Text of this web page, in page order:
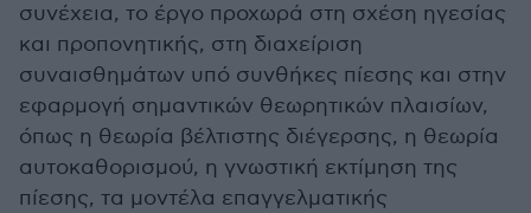
συνέχεια, το έργο προχωρά στη σχέση ηγεσίας
και προπονητικής, στη διαχείριση
συναισθημάτων υπό συνθήκες πίεσης και στην
εφαρμογή σημαντικών θεωρητικών πλαισίων,
όπως η θεωρία βέλτιστης διέγερσης, η θεωρία
αυτοκαθορισμού, η γνωστική εκτίμηση της
πίεσης, τα μοντέλα επαγγελματικής